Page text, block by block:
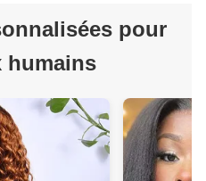
pour
humains